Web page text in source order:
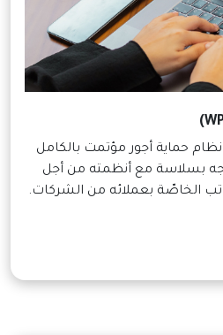
حماية أجور مؤتمت بالكامل
بسلاسة مع أنظمته من أجل
الخاصّة بعملائه من الشركات.